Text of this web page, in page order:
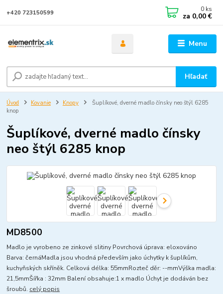
Menu
Hľadať
+420 723150599 0 ks
za 0,00 €
Úvod Kovanie Knopy
Šuplíkové, dverné madlo čínsky neo štýl 6285
knop
Šuplíkové, dverné madlo čínsky
neo štýl 6285 knop
MD8500
Madlo je vyrobeno ze zinkové slitiny Povrchová úprava: eloxováno
Barva: černáMadla jsou vhodná především jako úchytky k šuplíkům,
kuchyňských skříněk. Celková délka: 55mmRozteč děr: --mmVýška madla:
21,5mmŠířka : 32mm Balení obsahuje:1 x madlo Úchyt je dodáván bez
šroubů. celý popis